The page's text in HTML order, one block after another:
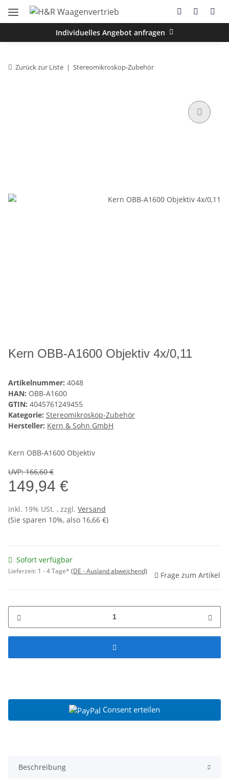
Individuelles Angebot anfragen
Zurück zur Liste Stereomikroskop-Zubehör
Kern OBB-A1600 Objektiv 4x/0,11
Artikelnummer: 4048
HAN: OBB-A1600
GTIN: 4045761249455
Kategorie: Stereomikroskop-Zubehör
Hersteller: Kern & Sohn GmbH
Kern OBB-A1600 Objektiv
UVP:166,60 €
149,94 €
inkl. 19% USt. , zzgl. Versand
(Sie sparen 10%, also 16,66 €)
Sofort verfügbar
Lieferzeit: 1 - 4 Tage* (DE - Ausland abweichend) Frage zum Artikel
Consent erteilen
Beschreibung